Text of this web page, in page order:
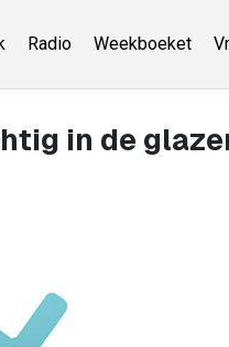
Radio Weekboeket
in de